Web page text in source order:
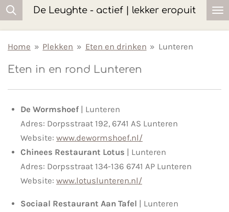
Ga
hoofdinhoud
De Leughte - actief | lekker eropuit
Home » Plekken » Eten en drinken » Lunteren
Eten in en rond Lunteren
De Wormshoef | Lunteren
Adres: Dorpsstraat 192, 6741 AS Lunteren
Website: www.dewormshoef.nl/
Chinees Restaurant Lotus | Lunteren
Adres: Dorpsstraat 134-136 6741 AP Lunteren
Website: www.lotuslunteren.nl/
Sociaal Restaurant Aan Tafel | Lunteren